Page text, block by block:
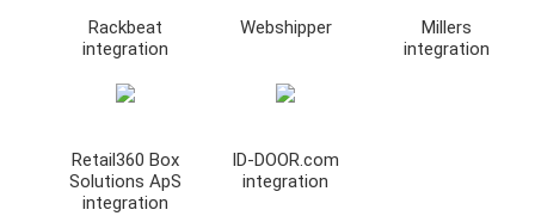
Rackbeat
integration
Webshipper
Millers
integration
Retail360 Box
Solutions ApS
integration
ID-DOOR.com
integration